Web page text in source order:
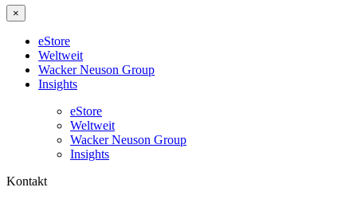
×
eStore
Weltweit
Wacker Neuson Group
Insights
eStore
Weltweit
Wacker Neuson Group
Insights
Kontakt